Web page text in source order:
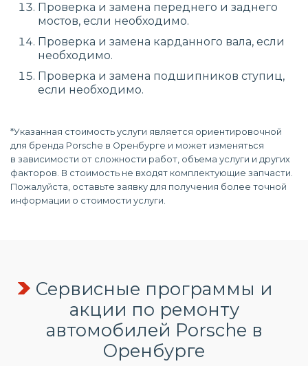
Проверка и замена переднего и заднего
мостов, если необходимо.
Проверка и замена карданного вала, если
необходимо.
Проверка и замена подшипников ступиц,
если необходимо.
*Указанная стоимость услуги является ориентировочной
для бренда Porsche в Оренбурге и может изменяться
в зависимости от сложности работ, объема услуги и других
факторов. В стоимость не входят комплектующие запчасти.
Пожалуйста, оставьте заявку для получения более точной
информации о стоимости услуги.
Сервисные программы и
акции по ремонту
автомобилей Porsche в
Оренбурге